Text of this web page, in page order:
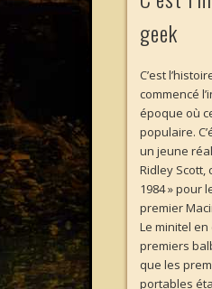
geek
C’est
commencé
époque où
populaire.
un jeune
Ridley Scott,
1984 » pour
premier
Le minitel
premiers
que les
portables